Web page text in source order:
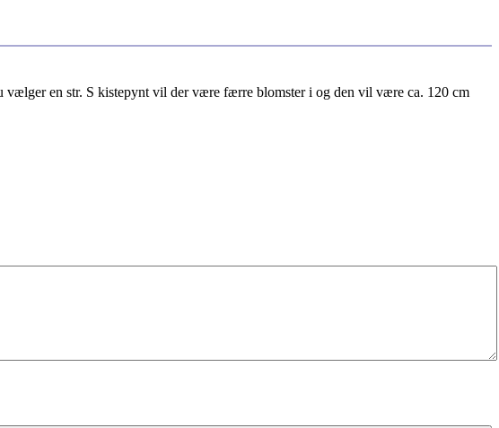
vælger en str. S kistepynt vil der være færre blomster i og den vil være ca. 120 cm